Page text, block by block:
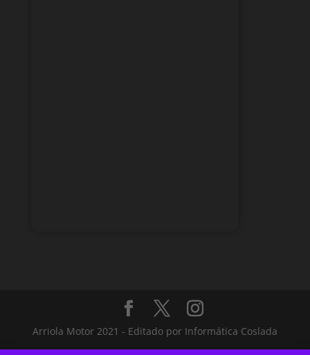
Arriola Motor 2021 - Editado por Informática Coslada